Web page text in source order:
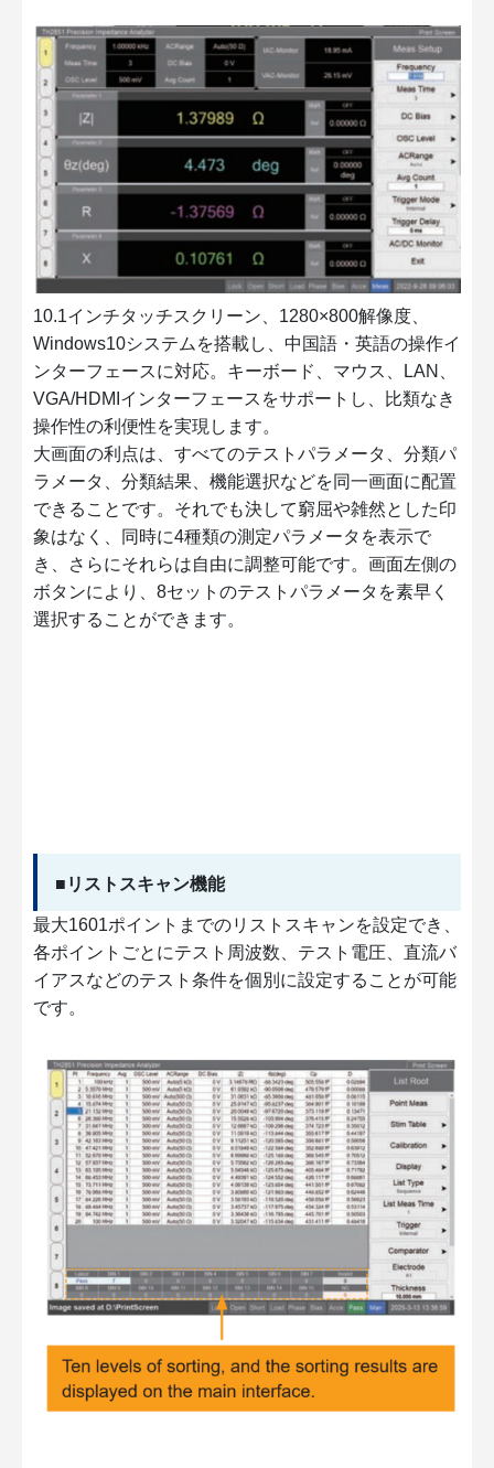
10.1インチタッチスクリーン、1280×800解像度、
Windows10システムを搭載し、中国語・英語の操作イ
ンターフェースに対応。キーボード、マウス、LAN、
VGA/HDMIインターフェースをサポートし、比類なき
操作性の利便性を実現します。
大画面の利点は、すべてのテストパラメータ、分類パ
ラメータ、分類結果、機能選択などを同一画面に配置
できることです。それでも決して窮屈や雑然とした印
象はなく、同時に4種類の測定パラメータを表示で
き、さらにそれらは自由に調整可能です。画面左側の
ボタンにより、8セットのテストパラメータを素早く
選択することができます。
■リストスキャン機能
最大1601ポイントまでのリストスキャンを設定でき、
各ポイントごとにテスト周波数、テスト電圧、直流バ
イアスなどのテスト条件を個別に設定することが可能
です。